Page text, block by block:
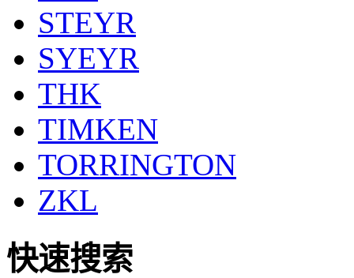
STEYR
SYEYR
THK
TIMKEN
TORRINGTON
ZKL
快速搜索